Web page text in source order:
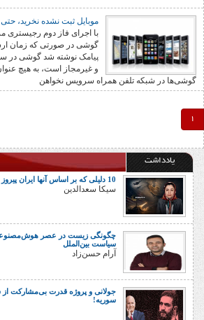
موبایل ثبت‌ نشده نخرید، حتی
با اجرای فاز دوم رجیستری
گوشی در صورتی که زمان
پیامک نوشته شد گوشی در
و غیرمجاز است، به هیچ عنوان
گوشی‌ها در شبکه تلفن همراه سرویس نخواهن
1
یادداشت
10 دلیلی که بر اساس آنها ایران پیروز جنگ با آمریکا/اسرائیل است!
سیکا سعدالدین
چگونگی زیست در عصر هوش‌مصنوعی
سیاست بین‌الملل
آرام حسن‌زاد
جولانی و پروژه قدرت بی‌مشارکت
سوریه!